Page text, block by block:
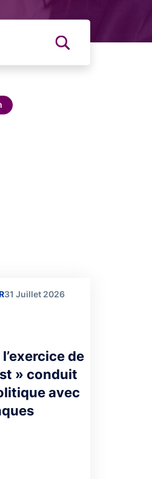
31 Juillet 2026
de
» conduit
avec